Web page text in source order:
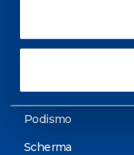
Pallacanestro
Podismo
Scherma